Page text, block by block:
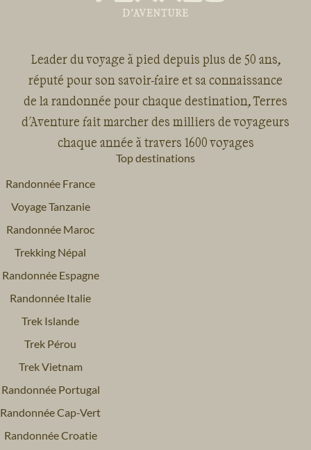
Leader du voyage à pied depuis plus de 50 ans,
réputé pour son savoir-faire et sa connaissance
de la randonnée pour chaque destination, Terres
d'Aventure fait marcher des milliers de voyageurs
chaque année à travers 1600 voyages
Top destinations
Randonnée France
Voyage Tanzanie
Randonnée Maroc
Trekking Népal
Randonnée Espagne
Randonnée Italie
Trek Islande
Trek Pérou
Trek Vietnam
Randonnée Portugal
Randonnée Cap-Vert
Randonnée Croatie